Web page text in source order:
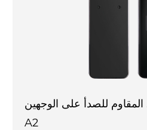
للصدأ على الوجهين
A2